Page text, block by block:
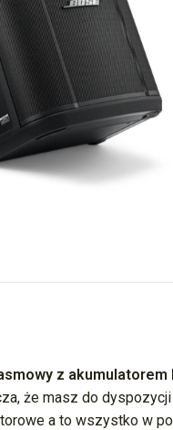
z
że masz do
a to wszystko w